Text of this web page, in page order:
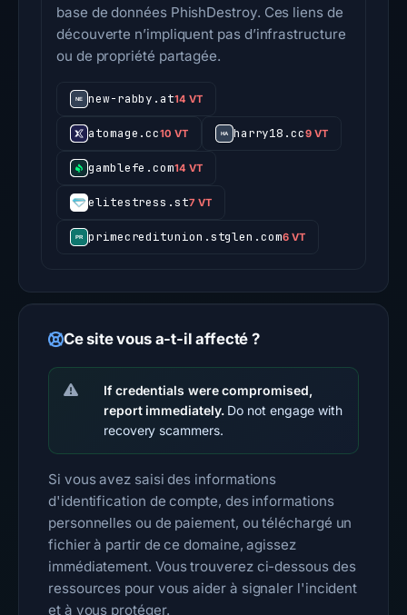
base de données PhishDestroy. Ces liens de
découverte n’impliquent pas d’infrastructure
ou de propriété partagée.
new-rabby.at14 VT
atomage.cc10 VT harry18.cc9 VT
gamblefe.com14 VT
elitestress.st7 VT
primecreditunion.stglen.com6 VT
Ce site vous a-t-il affecté ?
If credentials were compromised,
report immediately.Do not engage with
recovery scammers.
Si vous avez saisi des informations
d'identification de compte, des informations
personnelles ou de paiement, ou téléchargé un
fichier à partir de ce domaine, agissez
immédiatement. Vous trouverez ci-dessous des
ressources pour vous aider à signaler l'incident
et à vous protéger.